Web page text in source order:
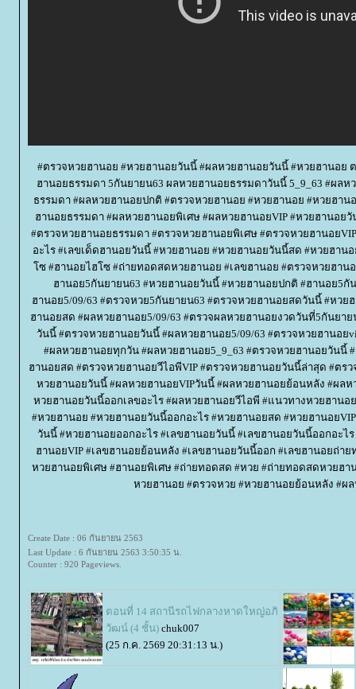
#ตรวจหวยฮานอย #หวยฮานอยวันนี้ #ผลหวยฮานอยวันนี้ #หวยฮานอย
ฮานอยธรรมดา 5กันยายน63 ผลหวยฮานอยธรรมดาวันนี้ 5_9_63 #ผล
ธรรมดา #ผลหวยฮานอยปกติ #ตรวจหวยฮานอย #หวยฮานอย #หวยฮา
ฮานอยธรรมดา #ผลหวยฮานอยพิเศษ #ผลหวยฮานอยVIP #หวยฮานอย
#ตรวจหวยฮานอยธรรมดา #ตรวจหวยฮานอยพิเศษ #ตรวจหวยฮานอย
อะไร #เลขเด็ดฮานอยวันนี้ #หวยฮานอย #หวยฮานอยวันนี้สด #หวยฮา
ซ #ฮานอยไฮโซ #ถ่ายทอดสดหวยฮานอย #เลขฮานอย #ตรวจหวยฮา
ฮานอย5กันยายน63 #หวยฮานอยวันนี้ #หวยฮานอยปกติ #ฮานอย5
ฮานอย5/09/63 #ตรวจหวย5กันยายน63 #ตรวจหวยฮานอยสดวันนี้ #หว
ฮานอยสด #ผลหวยฮานอย5/09/63 #ตรวจผลหวยฮานอยงวดวันที่5กันย
วันนี้ #ตรวจหวยฮานอยวันนี้ #ผลหวยฮานอย5/09/63 #ตรวจหวยฮานอย
#ผลหวยฮานอยทุกวัน #ผลหวยฮานอย5_9_63 #ตรวจหวยฮานอยวัน
ฮานอยสด #ตรวจหวยฮานอยวีไอพีVIP #ตรวจหวยฮานอยวันนี้ล่าสุด #ตร
หวยฮานอยวันนี้ #ผลหวยฮานอยVIPวันนี้ #ผลหวยฮานอยย้อนหลัง #ผล
หวยฮานอยวันนี้ออกเลขอะไร #ผลหวยฮานอยวีไอพี #แนวทางหวยฮาน
#หวยฮานอย #หวยฮานอยวันนี้ออกอะไร #หวยฮานอยสด #หวยฮานอย
วันนี้ #หวยฮานอยออกอะไร #เลขฮานอยวันนี้ #เลขฮานอยวันนี้ออกอะไ
ฮานอยVIP #เลขฮานอยย้อนหลัง #เลขฮานอยวันนี้ออก #เลขฮานอยถ่า
หวยฮานอยพิเศษ #ฮานอยพิเศษ #ถ่ายทอดสด #หวย #ถ่ายทอดสดหวยฮา
หวยฮานอย #ตรวจหวย #หวยฮานอยย้อนหลัง #ผ
Create Date : 06 กันยายน 2563
Last Update : 6 กันยายน 2563 3:50:35 น.
Counter : 920 Pageviews.
ตอนที่ 14 สถานีรถไฟกลางหาดใหญ่อภิ
วัฒน์ (4 ชั้น) chuk007
(25 ก.ค. 2569 20:31:13 น.)